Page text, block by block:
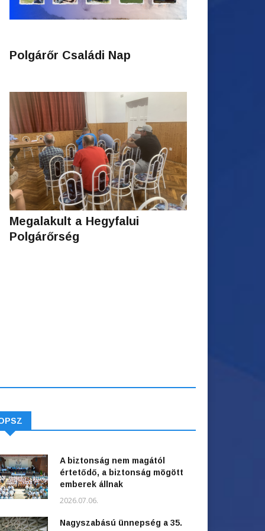
Polgárőr Családi Nap
Megalakult a Hegyfalui
Polgárőrség
A biztonság nem magától
értetődő, a biztonság mögött
emberek állnak
2026.07.06.
Nagyszabású ünnepség a 35.